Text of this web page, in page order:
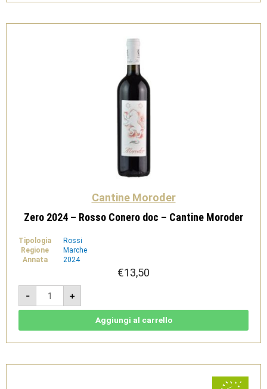
Cantine Moroder
Zero 2024 – Rosso Conero doc – Cantine Moroder
Tipologia
Rossi
Regione
Marche
Annata
2024
€13,50
-
Zero
2024
-
Rosso
Cantine
+
Aggiungi al carrello